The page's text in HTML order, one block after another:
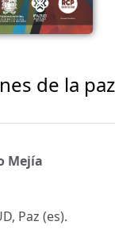
de la
Mejía
Paz (es).